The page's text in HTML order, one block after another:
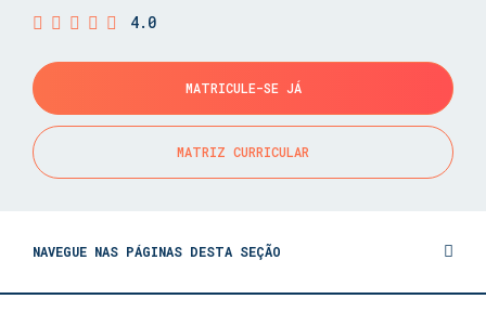
4.0
MATRICULE-SE JÁ
MATRIZ CURRICULAR
NAVEGUE NAS PÁGINAS DESTA SEÇÃO